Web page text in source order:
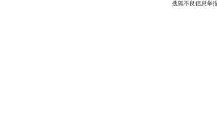
搜狐不良信息举